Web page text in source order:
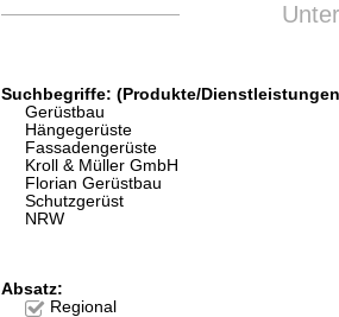
Suchbegriffe: (Produkte/
Gerüstbau
Hängegerüste
Fassadengerüste
Kroll & Müller GmbH
Florian Gerüstbau
Schutzgerüst
NRW
Absatz:
Regional